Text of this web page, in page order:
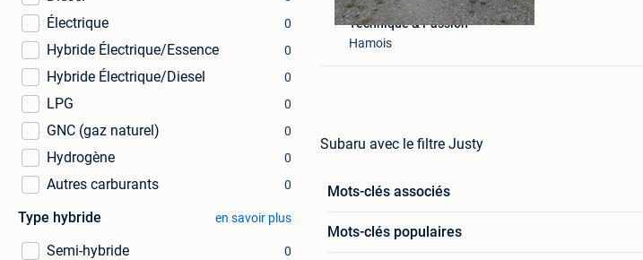
Électrique 0
Hybride Électrique/Essence 0
Hybride Électrique/Diesel 0
LPG 0
GNC (gaz naturel) 0
Hydrogène 0
Autres carburants 0
Type hybride en savoir plus
Semi-hybride 0
Technique & Passion
Hamois
Subaru avec le filtre Justy
Mots-clés associés
Mots-clés populaires